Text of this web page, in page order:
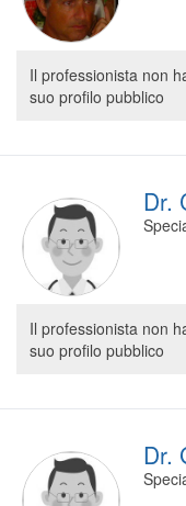
Il professionista non
suo profilo pubblico
Dr.
Il professionista non
suo profilo pubblico
Dr.